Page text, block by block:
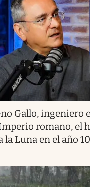
Gallo, ingeniero
romano, el
la Luna en el año